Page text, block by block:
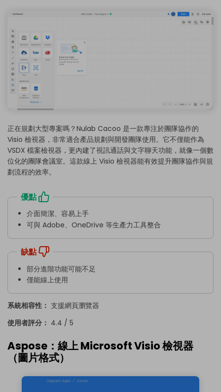
正在規劃大型專案嗎？Nulab Cacoo 是一款專注於團隊協作的
Visio 檢視器，非常適合產品規劃與開發團隊使用。它不僅能作為
VSDX 檔案檢視器，更內建了視訊通話與文字聊天功能，就像一個數
位化的團隊會議室。這款線上 Visio 檢視器能有效提升團隊協作與規
劃流程的效率。
優點
介面簡潔、容易上手
可與 Adobe、OneDrive 等生產力工具整合
缺點
部分進階功能可能不足
僅能線上使用
系統相容性： 支援網頁瀏覽器
使用者評分： 4.4 / 5
Aspose：線上 Microsoft Visio 檢視器
（圖片格式）